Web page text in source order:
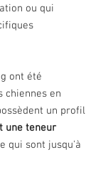
ou qui
ont été
chiennes en
un profil
une teneur
qui sont jusqu'à